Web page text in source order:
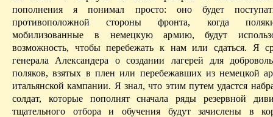
пополнения я понимал просто: оно будет
противоположной стороны фронта, когда
мобилизованные в немецкую армию, будут
возможность, чтобы перебежать к нам или сдаться. Я
генерала Александера о создании лагерей для
поляков, взятых в плен или перебежавших из немецкой
итальянской кампании. Я знал, что этим путем удастся
солдат, которые пополнят сначала ряды резервной
тщательного отбора и обучения будут зачислены в